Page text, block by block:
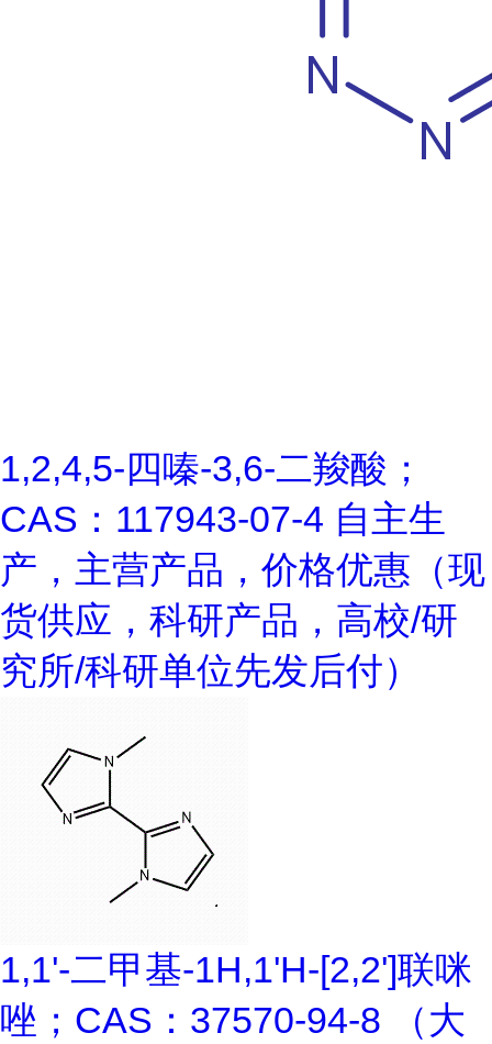
1,2,4,5-四嗪-3,6-二羧酸；
CAS：117943-07-4 自主生
产，主营产品，价格优惠（现
货供应，科研产品，高校/研
究所/科研单位先发后付）
1,1'-二甲基-1H,1'H-[2,2']联咪
唑；CAS：37570-94-8 （大